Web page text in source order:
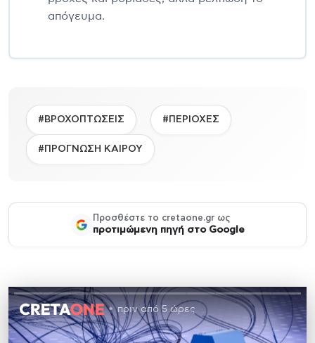
απόγευμα.
#ΒΡΟΧΟΠΤΩΣΕΙΣ #ΠΕΡΙΟΧΕΣ
#ΠΡΟΓΝΩΣΗ ΚΑΙΡΟΥ
Προσθέστε το cretaone.gr ως
προτιμώμενη πηγή στο Google
πριν από 5 ώρες